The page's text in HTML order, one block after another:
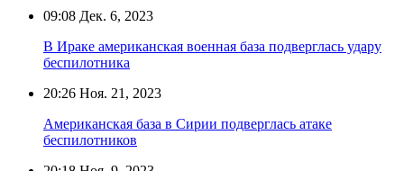
09:08 Дек. 6, 2023
В Ираке американская военная база подверглась удару
беспилотника
20:26 Ноя. 21, 2023
Американская база в Сирии подверглась атаке
беспилотников